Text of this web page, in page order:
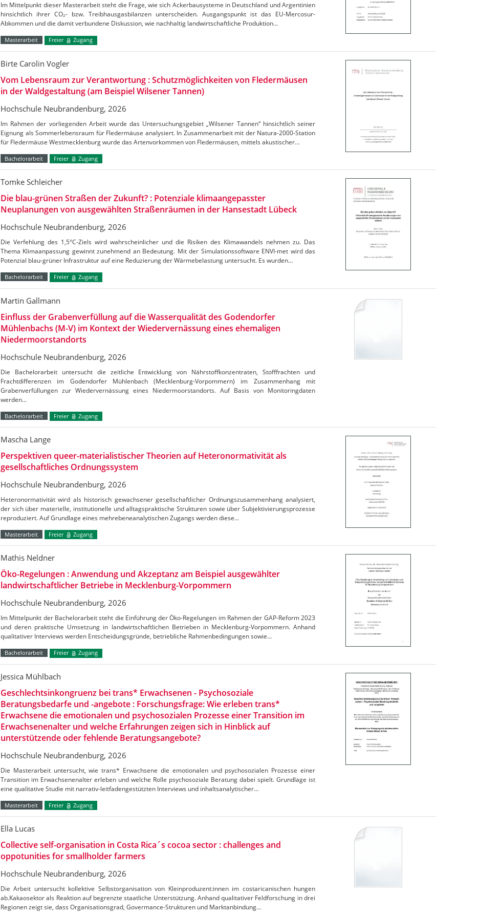
Im Mittelpunkt dieser Masterarbeit steht die Frage, wie sich Ackerbausysteme in Deutschland und Argentinien
hinsichtlich ihrer CO₂- bzw. Treibhausgasbilanzen unterscheiden. Ausgangspunkt ist das EU-Mercosur-
Abkommen und die damit verbundene Diskussion, wie nachhaltig landwirtschaftliche Produktion…
Masterarbeit Freier Zugang
Birte Carolin Vogler
Vom Lebensraum zur Verantwortung : Schutzmöglichkeiten von Fledermäusen
in der Waldgestaltung (am Beispiel Wilsener Tannen)
Hochschule Neubrandenburg, 2026
Im Rahmen der vorliegenden Arbeit wurde das Untersuchungsgebiet „Wilsener Tannen“ hinsichtlich seiner
Eignung als Sommerlebensraum für Fledermäuse analysiert. In Zusammenarbeit mit der Natura-2000-Station
für Fledermäuse Westmecklenburg wurde das Artenvorkommen von Fledermäusen, mittels akustischer…
Bachelorarbeit Freier Zugang
Tomke Schleicher
Die blau-grünen Straßen der Zukunft? : Potenziale klimaangepasster
Neuplanungen von ausgewählten Straßenräumen in der Hansestadt Lübeck
Hochschule Neubrandenburg, 2026
Die Verfehlung des 1,5°C-Ziels wird wahrscheinlicher und die Risiken des Klimawandels nehmen zu. Das
Thema Klimaanpassung gewinnt zunehmend an Bedeutung. Mit der Simulationssoftware ENVI-met wird das
Potenzial blau-grüner Infrastruktur auf eine Reduzierung der Wärmebelastung untersucht. Es wurden…
Bachelorarbeit Freier Zugang
Martin Gallmann
Einfluss der Grabenverfüllung auf die Wasserqualität des Godendorfer
Mühlenbachs (M-V) im Kontext der Wiedervernässung eines ehemaligen
Niedermoorstandorts
Hochschule Neubrandenburg, 2026
Die Bachelorarbeit untersucht die zeitliche Entwicklung von Nährstoffkonzentraten, Stofffrachten und
Frachtdifferenzen im Godendorfer Mühlenbach (Mecklenburg-Vorpommern) im Zusammenhang mit
Grabenverfüllungen zur Wiedervernässung eines Niedermoorstandorts. Auf Basis von Monitoringdaten
werden…
Bachelorarbeit Freier Zugang
Mascha Lange
Perspektiven queer-materialistischer Theorien auf Heteronormativität als
gesellschaftliches Ordnungssystem
Hochschule Neubrandenburg, 2026
Heteronormativität wird als historisch gewachsener gesellschaftlicher Ordnungszusammenhang analysiert,
der sich über materielle, institutionelle und alltagspraktische Strukturen sowie über Subjektivierungsprozesse
reproduziert. Auf Grundlage eines mehrebeneanalytischen Zugangs werden diese…
Masterarbeit Freier Zugang
Mathis Neldner
Öko-Regelungen : Anwendung und Akzeptanz am Beispiel ausgewählter
landwirtschaftlicher Betriebe in Mecklenburg-Vorpommern
Hochschule Neubrandenburg, 2026
Im Mittelpunkt der Bachelorarbeit steht die Einführung der Öko-Regelungen im Rahmen der GAP-Reform 2023
und deren praktische Umsetzung in landwirtschaftlichen Betrieben in Mecklenburg-Vorpommern. Anhand
qualitativer Interviews werden Entscheidungsgründe, betriebliche Rahmenbedingungen sowie…
Bachelorarbeit Freier Zugang
Jessica Mühlbach
Geschlechtsinkongruenz bei trans* Erwachsenen - Psychosoziale
Beratungsbedarfe und -angebote : Forschungsfrage: Wie erleben trans*
Erwachsene die emotionalen und psychosozialen Prozesse einer Transition im
Erwachsenenalter und welche Erfahrungen zeigen sich in Hinblick auf
unterstützende oder fehlende Beratungsangebote?
Hochschule Neubrandenburg, 2026
Die Masterarbeit untersucht, wie trans* Erwachsene die emotionalen und psychosozialen Prozesse einer
Transition im Erwachsenenalter erleben und welche Rolle psychosoziale Beratung dabei spielt. Grundlage ist
eine qualitative Studie mit narrativ-leitfadengestützten Interviews und inhaltsanalytischer…
Masterarbeit Freier Zugang
Ella Lucas
Collective self-organisation in Costa Rica´s cocoa sector : challenges and
oppotunities for smallholder farmers
Hochschule Neubrandenburg, 2026
Die Arbeit untersucht kollektive Selbstorganisation von Kleinproduzent:innen im costaricanischen hungen
ab.Kakaosektor als Reaktion auf begrenzte staatliche Unterstützung. Anhand qualitativer Feldforschung in drei
Regionen zeigt sie, dass Organisationsgrad, Govermance-Strukturen und Marktanbindung…